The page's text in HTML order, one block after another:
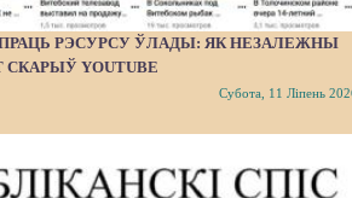
РЭСУРСУ ЎЛАДЫ: ЯК НЕЗАЛЕЖНЫ
YOUTUBE
Субота, 11 Ліпень